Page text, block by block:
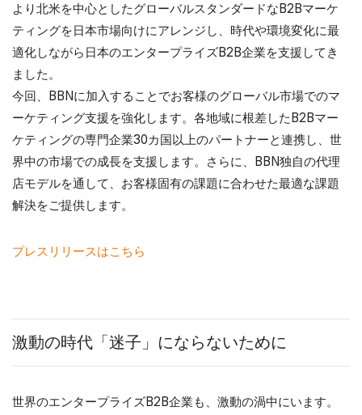
より北米を中心としたグローバルスタンダードなB2Bマーケ
ティングを日本市場向けにアレンジし、時代や環境変化に最
適化しながら日本のエンタープライズB2B企業を支援してき
ました。
今回、BBNに加入することでお客様のグローバル市場でのマ
ーケティング支援を強化します。各地域に根差したB2Bマー
ケティングの専門企業30カ国以上のパートナーと連携し、世
界中の市場での成長を支援します。さらに、BBN独自の代理
店モデルを通して、お客様固有の課題に合わせた最適な課題
解決をご提供します。
プレスリリースはこちら
激動の時代「迷子」にならないために
世界のエンタープライズB2B企業も、激動の渦中にいます。